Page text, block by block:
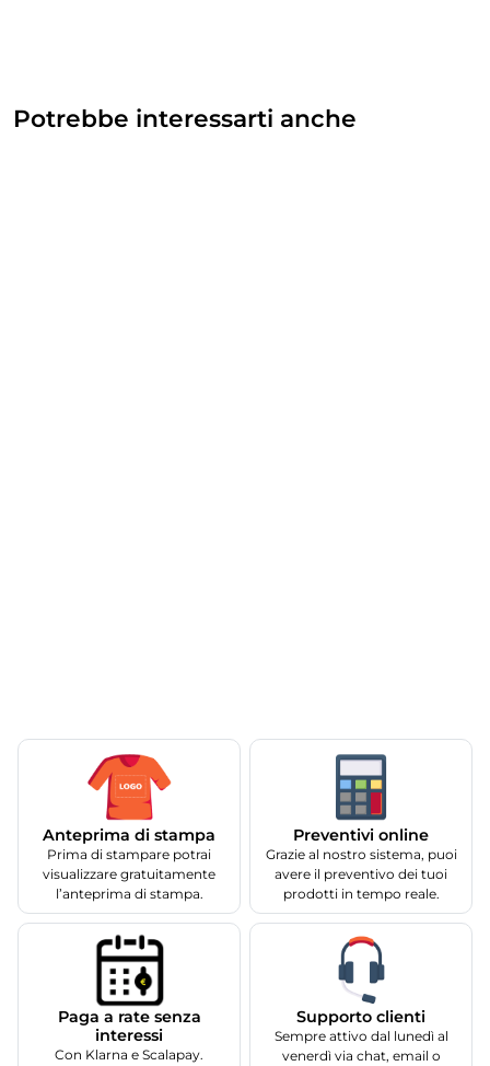
Potrebbe interessarti anche
Anteprima di stampa
Prima di stampare potrai
visualizzare gratuitamente
l’anteprima di stampa.
Preventivi online
Grazie al nostro sistema, puoi
avere il preventivo dei tuoi
prodotti in tempo reale.
Paga a rate senza
interessi
Con Klarna e Scalapay.
Supporto clienti
Sempre attivo dal lunedì al
venerdì via chat, email o